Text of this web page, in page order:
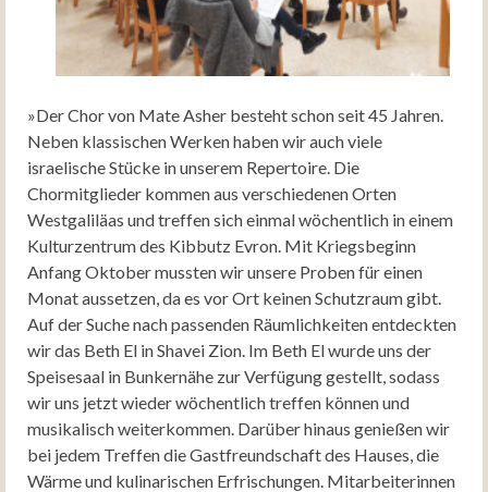
»Der Chor von Mate Asher besteht schon seit 45 Jahren.
Neben klassischen Werken haben wir auch viele
israelische Stücke in unserem Repertoire. Die
Chormitglieder kommen aus verschiedenen Orten
Westgaliläas und treffen sich einmal wöchentlich in einem
Kulturzentrum des Kibbutz Evron. Mit Kriegsbeginn
Anfang Oktober mussten wir unsere Proben für einen
Monat aussetzen, da es vor Ort keinen Schutzraum gibt.
Auf der Suche nach passenden Räumlichkeiten entdeckten
wir das Beth El in Shavei Zion. Im Beth El wurde uns der
Speisesaal in Bunkernähe zur Verfügung gestellt, sodass
wir uns jetzt wieder wöchentlich treffen können und
musikalisch weiterkommen. Darüber hinaus genießen wir
bei jedem Treffen die Gastfreundschaft des Hauses, die
Wärme und kulinarischen Erfrischungen. Mitarbeiterinnen